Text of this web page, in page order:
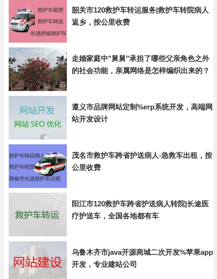
韶关市120救护车转运服务|救护车转院病人
返乡，按公里收费
走婚家庭中"舅舅"承担了哪些父亲角色之外
的社会功能，亲属网络是怎样编织出来的？
遵义市品牌网站定制%erp系统开发，高端网
站开发设计
茂名市救护车跨省护送病人-急救车出租，按
公里收费
阳江市120救护车跨省护送病人转院|长途医
疗护送车，全国各地都有车
乌鲁木齐市java开源商城二次开发%苹果app
开发，专业建站公司